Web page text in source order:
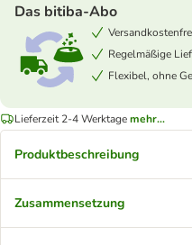
Das bitiba-Abo
Regelmäßige
Flexibel, ohne
Lieferzeit 2-4 Werktagemehr...
Produktbeschreibung
Zusammensetzung